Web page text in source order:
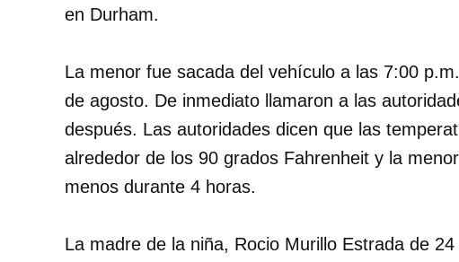
en Durham.
La menor fue sacada del vehículo a las 7:00
de agosto. De inmediato llamaron a las
después. Las autoridades dicen que las
alrededor de los 90 grados Fahrenheit y la
menos durante 4 horas.
La madre de la niña, Rocio Murillo Estrada de